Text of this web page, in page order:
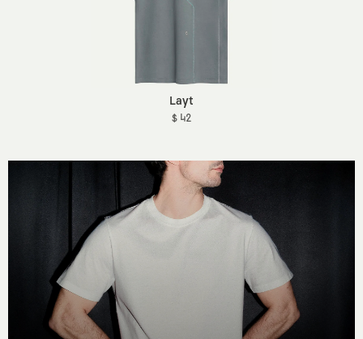
Layt
$ 42